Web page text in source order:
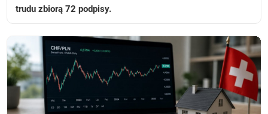
trudu zbiorą 72 podpisy.